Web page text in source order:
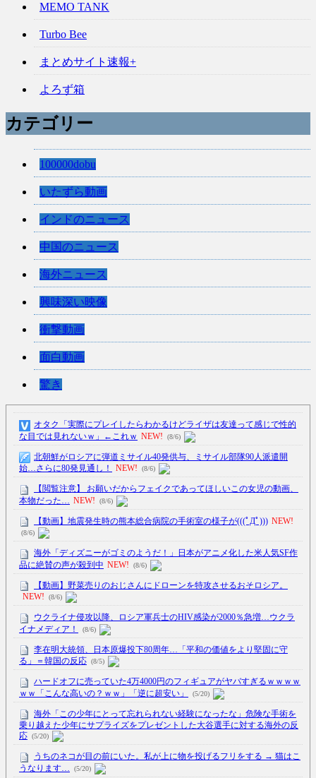
MEMO TANK
Turbo Bee
まとめサイト速報+
よろず箱
カテゴリー
100000dobu
いたずら動画
インドのニュース
中国のニュース
海外ニュース
興味深い映像
衝撃動画
面白動画
驚き
オタク「実際にプレイしたらわかるけどライザは友達って感じで性的
な目では見れないｗ」←これｗ NEW! (8/6)
北朝鮮がロシアに弾道ミサイル40発供与、ミサイル部隊90人派遣開
始…さらに80発見通し！
NEW! (8/6)
【閲覧注意】 お願いだからフェイクであってほしいこの女児の動画、
本物だった…
NEW! (8/6)
【動画】地震発生時の熊本総合病院の手術室の様子が(((ﾟДﾟ))) NEW!
(8/6)
海外「ディズニーがゴミのようだ！」日本がアニメ化した米人気SF作
品に絶賛の声が殺到中 NEW! (8/6)
【動画】野菜売りのおじさんにドローンを特攻させるおそロシア。
NEW!
(8/6)
ウクライナ侵攻以降、ロシア軍兵士のHIV感染が2000％急増…ウクラ
イナメディア！
(8/6)
李在明大統領、日本原爆投下80周年…「平和の価値をより堅固に守
る」＝韓国の反応 (8/5)
ハードオフに売っていた4万4000円のフィギュアがヤバすぎるｗｗｗｗ
ｗｗ「こんな高いの？ｗｗ」「逆に超安い」
(5/20)
海外「この少年にとって忘れられない経験になったな」危険な手術を
乗り越えた少年にサプライズをプレゼントした大谷選手に対する海外の反
応 (5/20)
うちのネコが目の前にいた。私が上に物を投げるフリをする → 猫はこ
うなります…
(5/20)